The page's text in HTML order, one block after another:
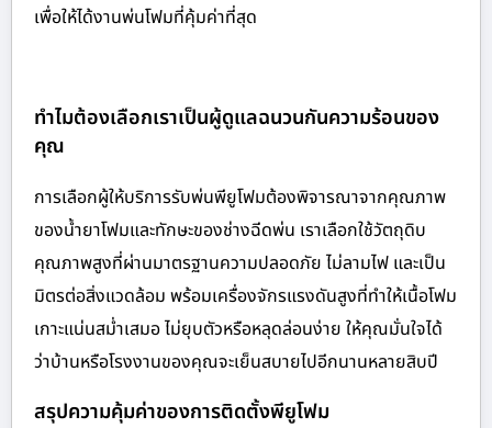
เพื่อให้ได้งานพ่นโฟมที่คุ้มค่าที่สุด
ทำไมต้องเลือกเราเป็นผู้ดูแลฉนวนกันความร้อนของ
คุณ
การเลือกผู้ให้บริการรับพ่นพียูโฟมต้องพิจารณาจากคุณภาพ
ของน้ำยาโฟมและทักษะของช่างฉีดพ่น เราเลือกใช้วัตถุดิบ
คุณภาพสูงที่ผ่านมาตรฐานความปลอดภัย ไม่ลามไฟ และเป็น
มิตรต่อสิ่งแวดล้อม พร้อมเครื่องจักรแรงดันสูงที่ทำให้เนื้อโฟม
เกาะแน่นสม่ำเสมอ ไม่ยุบตัวหรือหลุดล่อนง่าย ให้คุณมั่นใจได้
ว่าบ้านหรือโรงงานของคุณจะเย็นสบายไปอีกนานหลายสิบปี
สรุปความคุ้มค่าของการติดตั้งพียูโฟม